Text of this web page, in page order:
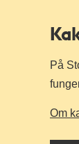
På
Om